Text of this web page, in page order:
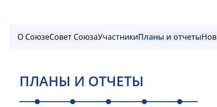
О СоюзеСовет СоюзаУчастникиПланы и отчеты
ПЛАНЫ И ОТЧЕТЫ